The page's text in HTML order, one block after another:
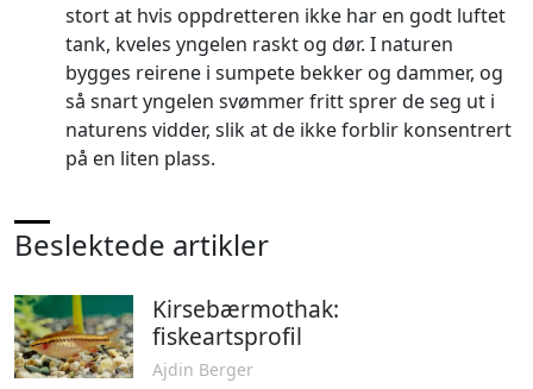
stort at hvis oppdretteren ikke har en godt luftet
tank, kveles yngelen raskt og dør. I naturen
bygges reirene i sumpete bekker og dammer, og
så snart yngelen svømmer fritt sprer de seg ut i
naturens vidder, slik at de ikke forblir konsentrert
på en liten plass.
Beslektede artikler
Kirsebærmothak:
fiskeartsprofil
Ajdin Berger